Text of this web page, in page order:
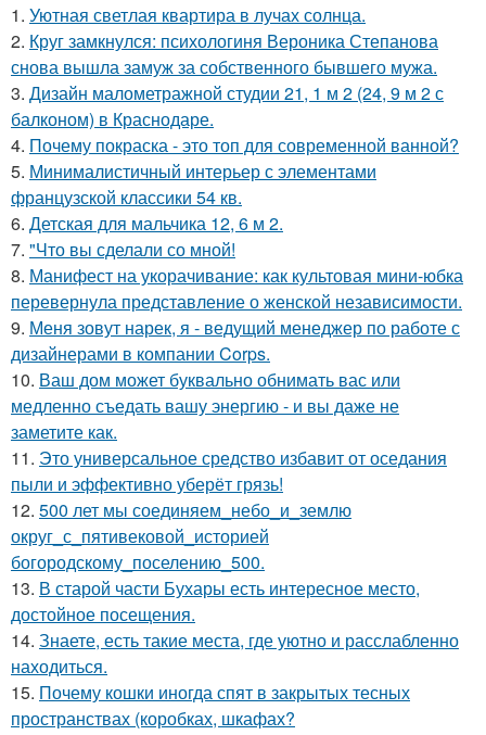
1. Уютная светлая квартира в лучах солнца.
2. Круг замкнулся: психологиня Вероника Степанова
снова вышла замуж за собственного бывшего мужа.
3. Дизайн малометражной студии 21, 1 м 2 (24, 9 м 2 с
балконом) в Краснодаре.
4. Почему покраска - это топ для современной ванной?
5. Минималистичный интерьер с элементами
французской классики 54 кв.
6. Детская для мальчика 12, 6 м 2.
7. "Что вы сделали со мной!
8. Манифест на укорачивание: как культовая мини-юбка
перевернула представление о женской независимости.
9. Меня зовут нарек, я - ведущий менеджер по работе с
дизайнерами в компании Corps.
10. Ваш дом может буквально обнимать вас или
медленно съедать вашу энергию - и вы даже не
заметите как.
11. Это универсальное средство избавит от оседания
пыли и эффективно уберёт грязь!
12. 500 лет мы соединяем_небо_и_землю
округ_с_пятивековой_историей
богородскому_поселению_500.
13. В старой части Бухары есть интересное место,
достойное посещения.
14. Знаете, есть такие места, где уютно и расслабленно
находиться.
15. Почему кошки иногда спят в закрытых тесных
пространствах (коробках, шкафах?